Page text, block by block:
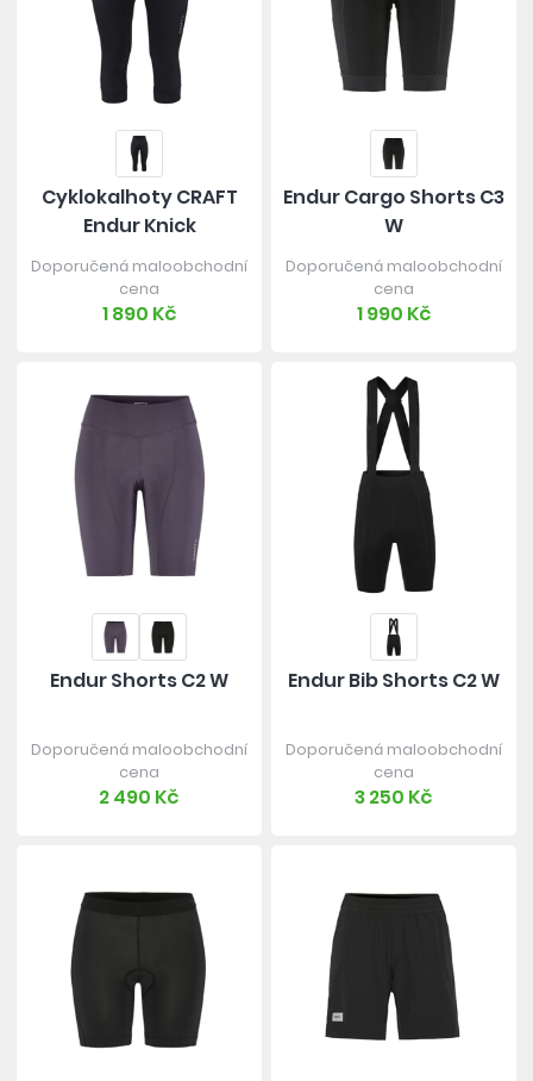
Cyklokalhoty CRAFT
Endur Knick
Doporučená maloobchodní
cena
1 890 Kč
Endur Cargo Shorts C3
W
Doporučená maloobchodní
cena
1 990 Kč
Endur Shorts C2 W
Doporučená maloobchodní
cena
2 490 Kč
Endur Bib Shorts C2 W
Doporučená maloobchodní
cena
3 250 Kč